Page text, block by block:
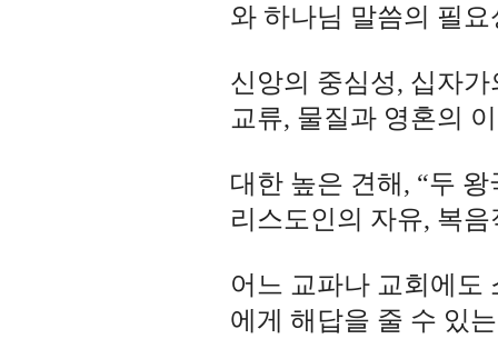
와 하나님 말씀의 필
신앙의 중심성, 십자
교류, 물질과 영혼의
대한 높은 견해, “두
리스도인의 자유, 복
어느 교파나 교회에도
에게 해답을 줄 수 있